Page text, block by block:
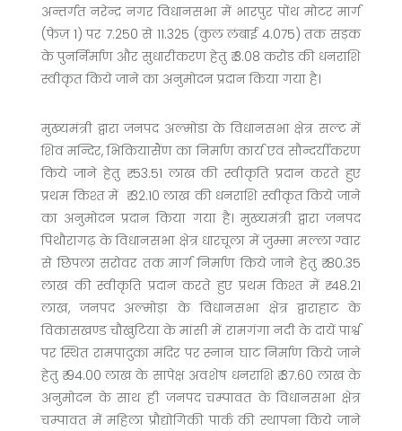
अन्तर्गत नरेन्द्र नगर विधानसभा में भारपुर पोंथ मोटर मार्ग
(फेज़ 1) पर 7.250 से 11.325 (कुल लंबाई 4.075) तक सड़क
के पुनर्निर्माण और सुधारीकरण हेतु ₹ 3.08 करोड की धनराशि
स्वीकृत किये जाने का अनुमोदन प्रदान किया गया है।
मुख्यमंत्री द्वारा जनपद अल्मोडा के विधानसभा क्षेत्र सल्ट में
शिव मन्दिर, भिकियासैंण का निर्माण कार्य एवं सौन्दर्यीकरण
किये जाने हेतु ₹ 53.51 लाख की स्वीकृति प्रदान करते हुए
प्रथम किश्त में ₹ 32.10 लाख की धनराशि स्वीकृत किये जाने
का अनुमोदन प्रदान किया गया है। मुख्यमंत्री द्वारा जनपद
पिथौरागढ़ के विधानसभा क्षेत्र धारचूला में जुम्मा मल्ला ग्वार
से छिपला सरोवर तक मार्ग निर्माण किये जाने हेतु ₹ 80.35
लाख की स्वीकृति प्रदान करते हुए प्रथम किश्त में ₹ 48.21
लाख, जनपद अल्मोड़ा के विधानसभा क्षेत्र द्वाराहाट के
विकासखण्ड चौखुटिया के मांसी में रामगंगा नदी के दायें पार्श्व
पर स्थित रामपादुका मंदिर पर स्नान घाट निर्माण किये जाने
हेतु ₹ 94.00 लाख के सापेक्ष अवशेष धनराशि ₹ 37.60 लाख के
अनुमोदन के साथ ही जनपद चम्पावत के विधानसभा क्षेत्र
चम्पावत में महिला प्रौद्योगिकी पार्क की स्थापना किये जाने